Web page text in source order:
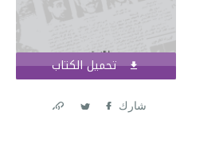
تحميل الكتاب
شارك